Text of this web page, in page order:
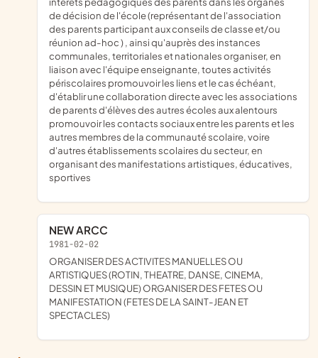
de décision de l'école (représentant de l'association
des parents participant aux conseils de classe et/ou
réunion ad-hoc ) , ainsi qu'auprès des instances
communales, territoriales et nationales organiser, en
liaison avec l'équipe enseignante, toutes activités
périscolaires promouvoir les liens et le cas échéant,
d'établir une collaboration directe avec les associations
de parents d'élèves des autres écoles aux alentours
promouvoir les contacts sociaux entre les parents et les
autres membres de la communauté scolaire, voire
d'autres établissements scolaires du secteur, en
organisant des manifestations artistiques, éducatives,
sportives
NEW ARCC
1981-02-02
ORGANISER DES ACTIVITES MANUELLES OU
ARTISTIQUES (ROTIN, THEATRE, DANSE, CINEMA,
DESSIN ET MUSIQUE) ORGANISER DES FETES OU
MANIFESTATION (FETES DE LA SAINT-JEAN ET
SPECTACLES)